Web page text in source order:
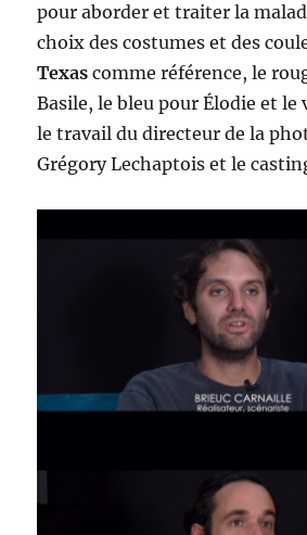
pour aborder et traiter la
choix des costumes et des
Texas comme référence, le
Basile, le bleu pour Élodie et le
le travail du directeur de la
Grégory Lechaptois et le